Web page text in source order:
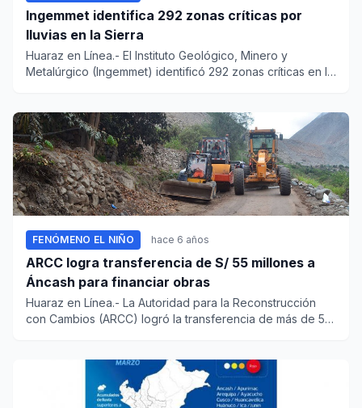
Ingemmet identifica 292 zonas críticas por
lluvias en la Sierra
Huaraz en Línea.- El Instituto Geológico, Minero y
Metalúrgico (Ingemmet) identificó 292 zonas críticas en la
FENÓMENO EL NIÑO hace 6 años
ARCC logra transferencia de S/ 55 millones a
Áncash para financiar obras
Huaraz en Línea.- La Autoridad para la Reconstrucción
con Cambios (ARCC) logró la transferencia de más de 55